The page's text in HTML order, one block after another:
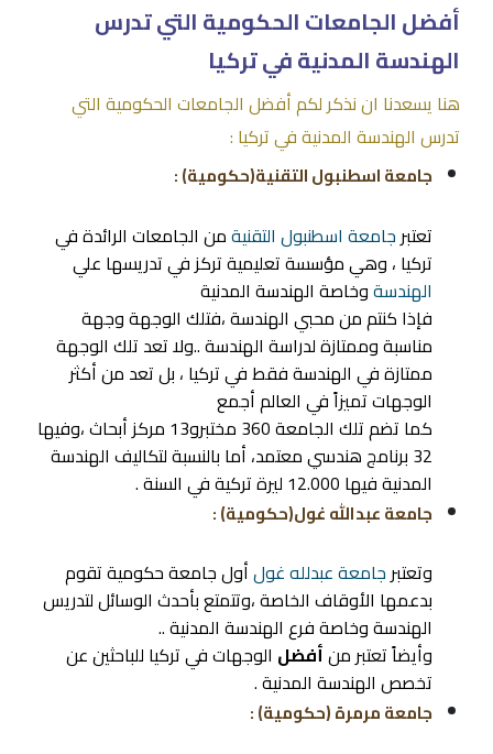
أفضل الجامعات الحكومية التي تدرس
الهندسة المدنية في تركيا
هنا يسعدنا ان نذكر لكم أفضل الجامعات الحكومية التي
تدرس الهندسة المدنية في تركيا :
جامعة اسطنبول التقنية(حكومية) :
تعتبر جامعة اسطنبول التقنيةمن الجامعات الرائدة في
تركيا ، وهي مؤسسة تعليمية تركز في تدريسها علي
الهندسةوخاصة الهندسة المدنية
فإذا كنتم من محبي الهندسة ،فتلك الوجهة وجهة
مناسبة وممتازة لدراسة الهندسة ..ولا تعد تلك الوجهة
ممتازة في الهندسة فقط في تركيا ، بل تعد من أكثر
الوجهات تميزاً في العالم أجمع
كما تضم تلك الجامعة 360 مختبرو13 مركز أبحاث ،وفيها
32 برنامج هندسي معتمد، أما بالنسبة لتكاليف الهندسة
المدنية فيها 12.000 ليرة تركية في السنة .
جامعة عبدالله غول(حكومية) :
وتعتبرجامعة عبدلله غولأول جامعة حكومية تقوم
بدعمها الأوقاف الخاصة ،وتتمتع بأحدث الوسائل لتدريس
الهندسة وخاصة فرع الهندسة المدنية ..
وأيضاً تعتبر منأفضل الوجهات في تركيا للباحثين عن
تخصص الهندسة المدنية .
جامعة مرمرة (حكومية) :